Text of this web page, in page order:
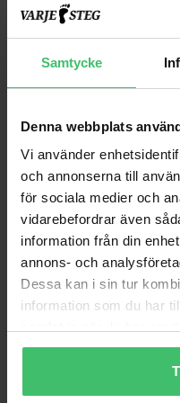
Samtycke
Denna webbplats
Vi använder
och annonserna till
för sociala medier och
vidarebefordrar även
information från din
annons- och
Dessa kan i sin tur
information som du har
Smärtfri
Lär dig en